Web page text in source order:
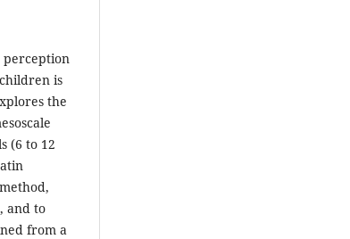
perception
is
the
(6 to 12
and to
from a